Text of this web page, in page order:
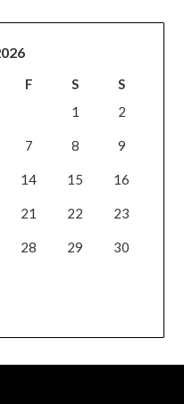
F S
S
1
2
7 8 9
14 15 16
21 22 23
28 29 30